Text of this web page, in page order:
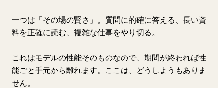
一つは「その場の賢さ」。質問に的確に答える、長い資
料を正確に読む、複雑な仕事をやり切る。
これはモデルの性能そのものなので、期間が終われば性
能ごと手元から離れます。ここは、どうしようもありま
せん。